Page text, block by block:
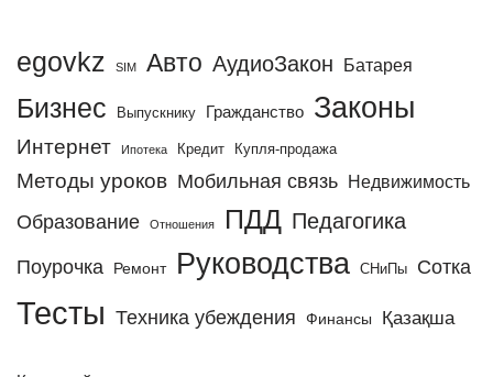
egovkz SIM Авто АудиоЗакон Батарея
Бизнес Выпускнику Гражданство Законы
Интернет Ипотека Кредит Купля-продажа
Методы уроков Мобильная связь Недвижимость
Образование Отношения ПДД Педагогика
Поурочка Ремонт Руководства СНиПы Сотка
Тесты Техника убеждения Финансы Қазақша